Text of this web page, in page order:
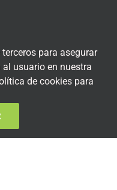
para asegurar
usuario en nuestra
de cookies para